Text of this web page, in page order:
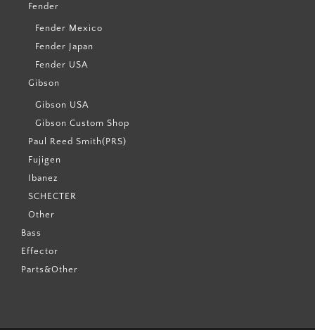
Fender
Fender Mexico
Fender Japan
Fender USA
Gibson
Gibson USA
Gibson Custom Shop
Paul Reed Smith(PRS)
Fujigen
Ibanez
SCHECTER
Other
Bass
Effector
Parts&Other